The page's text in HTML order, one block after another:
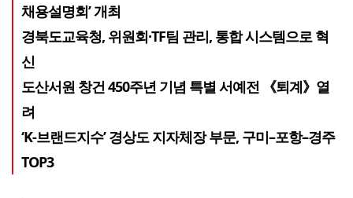
채용설명회’ 개최
경북도교육청, 위원회·TF팀 관리, 통합 시스템으로 혁
신
도산서원 창건 450주년 기념 특별 서예전 《퇴계》열
려
‘K-브랜드지수’ 경상도 지자체장 부문, 구미–포항–경주
TOP3